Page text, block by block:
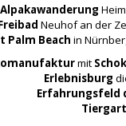
Alpakawanderung
Neuhof an der
Palm Beach in
mit
Erlebnisburg
Erfahrungsfeld